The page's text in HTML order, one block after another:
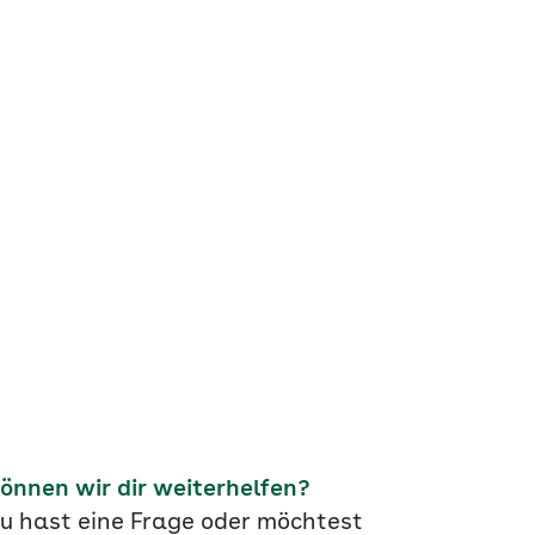
wir dir weiterhelfen?
hast eine Frage oder möchtest